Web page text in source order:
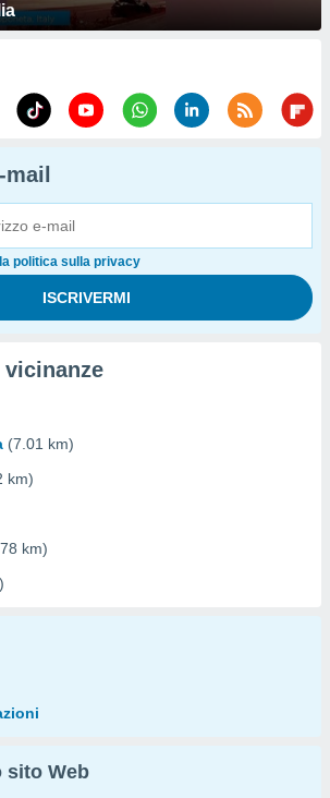
politica sulla privacy
(7.01 km)
km)
km)
sito Web